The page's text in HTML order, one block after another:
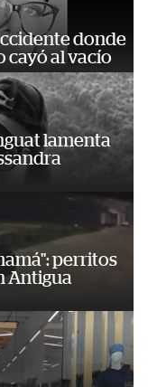
donde
cayó al vacío
lamenta
perritos
Antigua